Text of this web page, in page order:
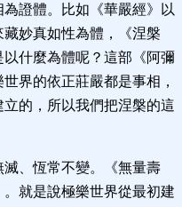
證體。比如《華嚴經》以
妙真如性為體，《涅槃
什麼為體呢？這部《阿彌
界的依正莊嚴都是事相，
的，所以我們把涅槃的這
、恆常不變。《無量壽
就是說極樂世界從最初建